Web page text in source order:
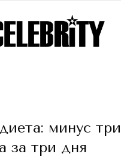
минус три
за три дня